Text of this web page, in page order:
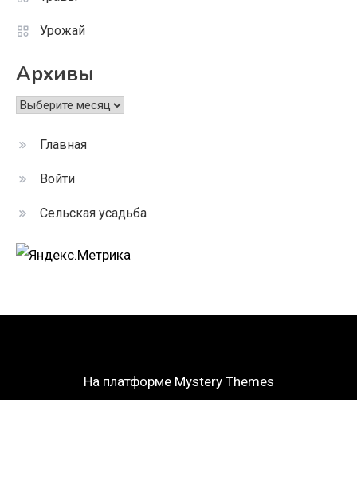
Урожай
Архивы
Архивы
Главная
Войти
Сельская усадьба
На платформе Mystery Themes